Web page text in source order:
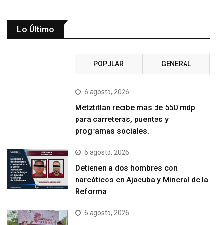
Lo Último
POPULAR GENERAL
6 agosto, 2026
Metztitlán recibe más de 550 mdp
para carreteras, puentes y
programas sociales.
6 agosto, 2026
Detienen a dos hombres con
narcóticos en Ajacuba y Mineral de la
Reforma
6 agosto, 2026